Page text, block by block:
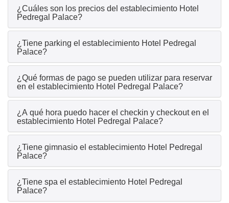
¿Cuáles son los precios del establecimiento Hotel
Pedregal Palace?
¿Tiene parking el establecimiento Hotel Pedregal
Palace?
¿Qué formas de pago se pueden utilizar para reservar
en el establecimiento Hotel Pedregal Palace?
¿A qué hora puedo hacer el checkin y checkout en el
establecimiento Hotel Pedregal Palace?
¿Tiene gimnasio el establecimiento Hotel Pedregal
Palace?
¿Tiene spa el establecimiento Hotel Pedregal
Palace?